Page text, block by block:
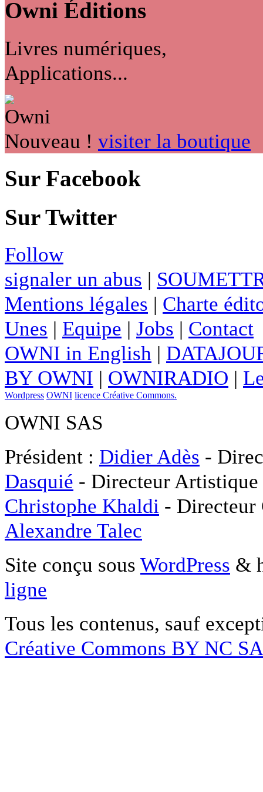
Owni Éditions
Livres numériques,
Applications...
Nouveau ! visiter la boutique
Sur Facebook
Sur Twitter
Follow
signaler un abus |
Mentions légales | Charte
Unes | Equipe | Jobs | Contact
OWNI in English |
BY OWNI | OWNIRADIO |
Wordpress OWNI licence Créative Commons.
OWNI SAS
Président : Didier Adès -
Dasquié - Directeur
Christophe Khaldi -
Alexandre Talec
Site conçu sous WordPress &
ligne
Tous les contenus, sauf
Créative Commons BY NC SA